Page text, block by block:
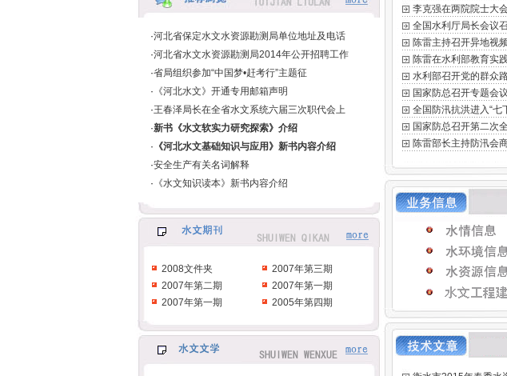
关于郎洪钢同志参加水资源管理与水生态修
·河北省保定水文水资源勘测局单位地址及电话
·河北省水文水资源勘测局2014年公开招聘工作
·省局组织参加“中国梦•赶考行”主题征
· 《河北水文》开通专用邮箱声明
·王春泽局长在全省水文系统六届三次职代会上
·新书《水文软实力研究探索》介绍
· 《河北水文基础知识与应用》新书内容介绍
·安全生产有关名词解释
· 《水文知识读本》新书内容介绍
2008文件夹
2007年第三期
2007年第二期
2007年第一期
2007年第一期
2005年第四期
李克强在两院院士大
全国水利厅局长会议
陈雷主持召开异地视
陈雷在水利部教育实
水利部召开党的群众
国家防总召开专题会
全国防汛抗洪进入“七
国家防总召开第二次
陈雷部长主持防汛会